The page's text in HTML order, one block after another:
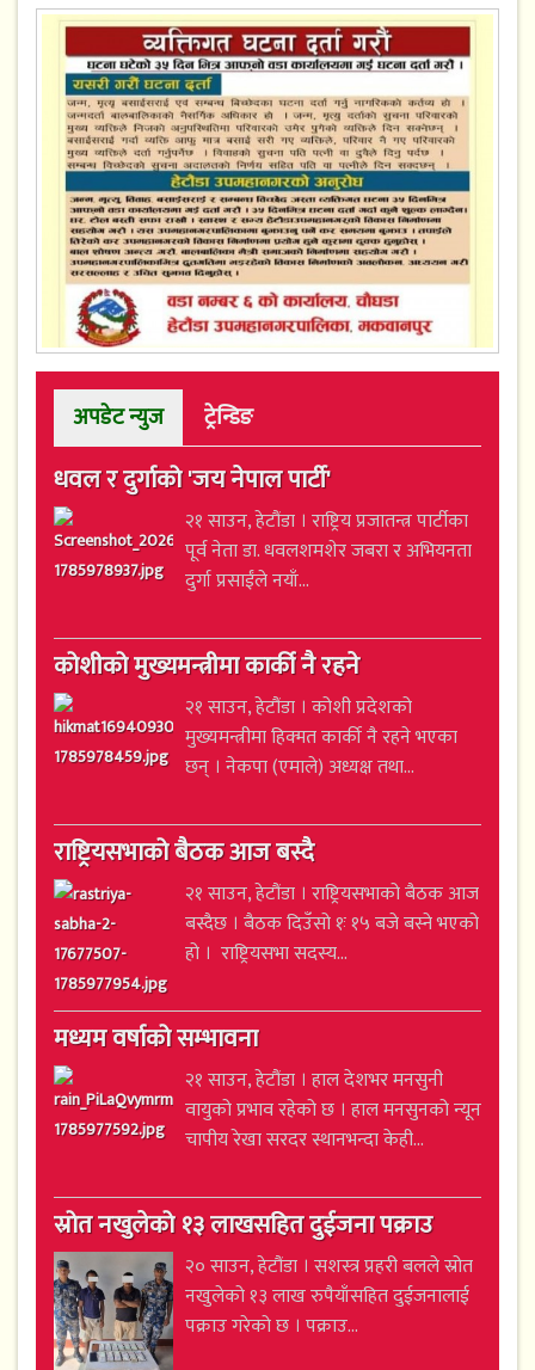
अपडेट न्युज ट्रेन्डिङ
धवल र दुर्गाको 'जय नेपाल पार्टी'
२१ साउन, हेटौंडा । राष्ट्रिय प्रजातन्त्र पार्टीका
पूर्व नेता डा. धवलशमशेर जबरा र अभियनता
दुर्गा प्रसाईंले नयाँ...
कोशीको मुख्यमन्त्रीमा कार्की नै रहने
२१ साउन, हेटौंडा । कोशी प्रदेशको
मुख्यमन्त्रीमा हिक्मत कार्की नै रहने भएका
छन् । नेकपा (एमाले) अध्यक्ष तथा...
राष्ट्रियसभाको बैठक आज बस्दै
२१ साउन, हेटौंडा । राष्ट्रियसभाको बैठक आज
बस्दैछ । बैठक दिउँसो १ः १५ बजे बस्ने भएको
हो । राष्ट्रियसभा सदस्य...
मध्यम वर्षाको सम्भावना
२१ साउन, हेटौंडा । हाल देशभर मनसुनी
वायुको प्रभाव रहेको छ । हाल मनसुनको न्यून
चापीय रेखा सरदर स्थानभन्दा केही...
स्रोत नखुलेको १३ लाखसहित दुईजना पक्राउ
२० साउन, हेटौंडा । सशस्त्र प्रहरी बलले स्रोत
नखुलेको १३ लाख रुपैयाँसहित दुईजनालाई
पक्राउ गरेको छ । पक्राउ...